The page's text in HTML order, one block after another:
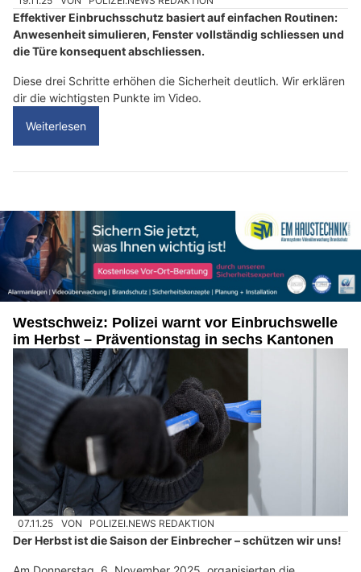
Effektiver Einbruchsschutz basiert auf einfachen Routinen:
Anwesenheit simulieren, Fenster vollständig schliessen und
die Türe konsequent abschliessen.
Diese drei Schritte erhöhen die Sicherheit deutlich. Wir erklären
dir die wichtigsten Punkte im Video.
Weiterlesen
Westschweiz: Polizei warnt vor Einbruchswelle
im Herbst – Präventionstag in sechs Kantonen
07.11.25 VON POLIZEI.NEWS REDAKTION
Der Herbst ist die Saison der Einbrecher – schützen wir uns!